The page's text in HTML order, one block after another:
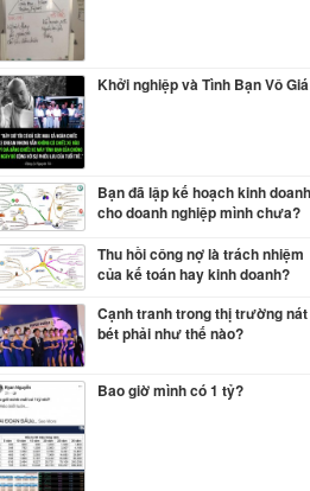
Khởi nghiệp và Tình Bạn Vô Giá
Bạn đã lập kế hoạch kinh doanh
cho doanh nghiệp mình chưa?
Thu hồi công nợ là trách nhiệm
của kế toán hay kinh doanh?
Cạnh tranh trong thị trường nát
bét phải như thế nào?
Bao giờ mình có 1 tỷ?